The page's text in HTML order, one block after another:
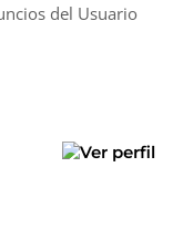
del Usuario